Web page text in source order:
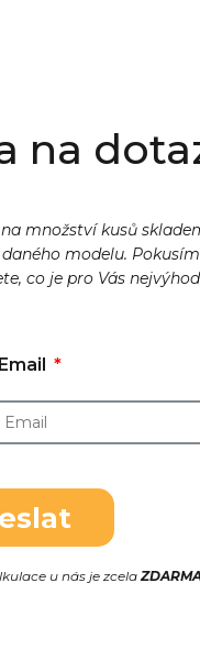
na
na množství kusů
modelu.
co je pro Vás
u nás je zcela